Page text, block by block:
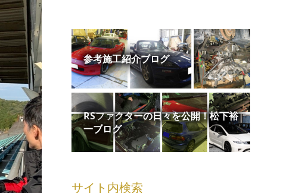
参考施工紹介ブログ
RSファクターの日々を公開！松下裕
一ブログ
サイト内検索